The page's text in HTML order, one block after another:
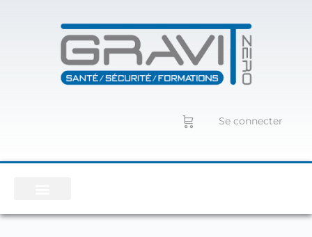
Se connecter